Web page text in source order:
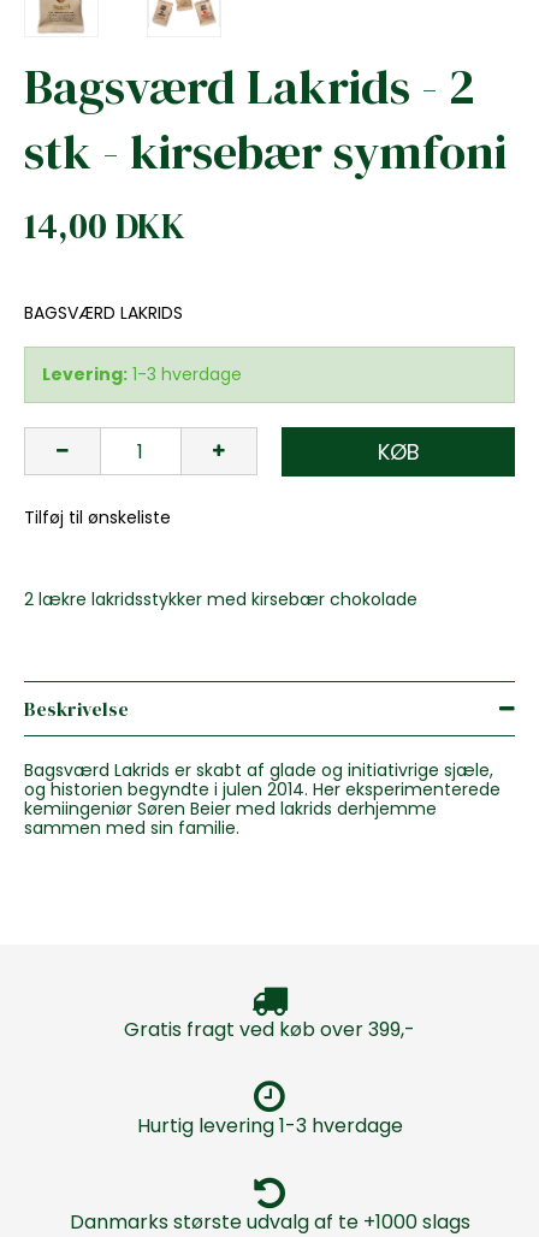
Bagsværd Lakrids - 2
stk - kirsebær symfoni
14,00 DKK
BAGSVÆRD LAKRIDS
Levering: 1-3 hverdage
KØB
Tilføj til ønskeliste
2 lækre lakridsstykker med kirsebær chokolade
Beskrivelse
Bagsværd Lakrids er skabt af glade og initiativrige sjæle,
og historien begyndte i julen 2014. Her eksperimenterede
kemiingeniør Søren Beier med lakrids derhjemme
sammen med sin familie.
Gratis fragt ved køb over 399,-
Hurtig levering 1-3 hverdage
Danmarks største udvalg af te +1000 slags